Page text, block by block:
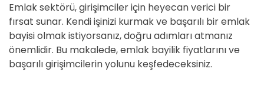
Emlak sektörü, girişimciler için heyecan verici bir
fırsat sunar. Kendi işinizi kurmak ve başarılı bir emlak
bayisi olmak istiyorsanız, doğru adımları atmanız
önemlidir. Bu makalede, emlak bayilik fiyatlarını ve
başarılı girişimcilerin yolunu keşfedeceksiniz.